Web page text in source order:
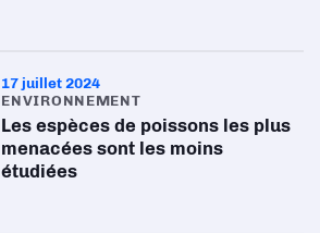
17 juillet 2024
ENVIRONNEMENT
Les espèces de poissons les plus
menacées sont les moins
étudiées